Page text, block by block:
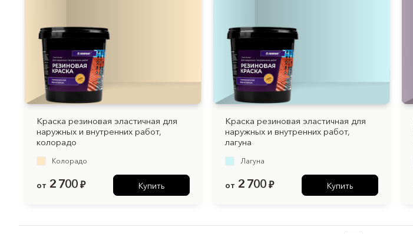
Краска резиновая эластичная для
наружных и внутренних работ,
колорадо
Колорадо
от 2 700 ₽ Купить
Краска резиновая эластичная для
наружных и внутренних работ,
лагуна
Лагуна
от 2 700 ₽ Купить